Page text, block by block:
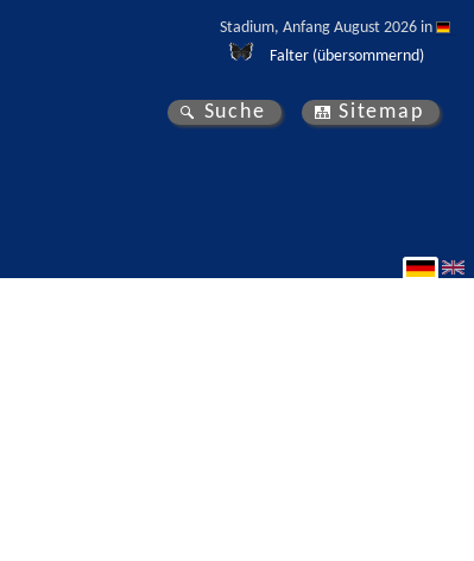
Stadium, Anfang August 2026 in
Falter (übersommernd)
Suche Sitemap